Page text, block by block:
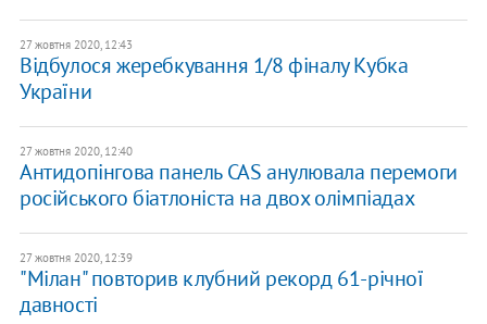
27 жовтня 2020, 12:43
Відбулося жеребкування 1/8 фіналу Кубка
України
27 жовтня 2020, 12:40
Антидопінгова панель CAS анулювала перемоги
російського біатлоніста на двох олімпіадах
27 жовтня 2020, 12:39
"Мілан" повторив клубний рекорд 61-річної
давності